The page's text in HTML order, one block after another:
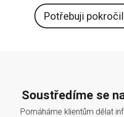
Potřebuji
Soustředíme se
Pomáháme klientům dělat